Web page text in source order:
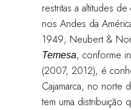
restritas a altitudes
nos Andes da
1949; Neubert &
Temesa, conforme
(2007, 2012), é
Cajamarca, no norte
tem uma distribuição